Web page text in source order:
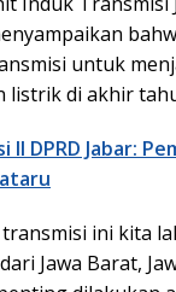
untuk
listrik di akhir
II DPRD Jabar:
ini kita
Jawa Barat,